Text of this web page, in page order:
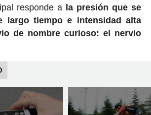
responde ala presión que se
largo tiempo e intensidad alta
de nombre curioso: el nervio